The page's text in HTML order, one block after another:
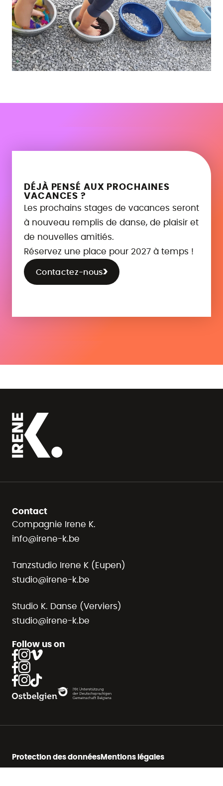
DÉJÀ PENSÉ AUX PROCHAINES
VACANCES ?
Les prochains stages de vacances seront
à nouveau remplis de danse, de plaisir et
de nouvelles amitiés.
Réservez une place pour 2027 à temps !
Contactez-nous
Contact
Compagnie Irene K.
info@irene-k.be
Tanzstudio Irene K (Eupen)
studio@irene-k.be
Studio K. Danse (Verviers)
studio@irene-k.be
Follow us on
Protection des données Mentions légales